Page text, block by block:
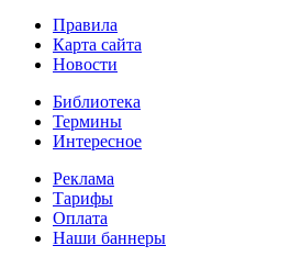
Правила
Карта сайта
Новости
Библиотека
Термины
Интересное
Реклама
Тарифы
Оплата
Наши баннеры